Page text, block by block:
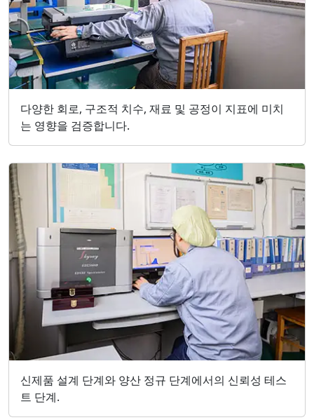
다양한 회로, 구조적 치수, 재료 및 공정이 지표에 미치
는 영향을 검증합니다.
신제품 설계 단계와 양산 정규 단계에서의 신뢰성 테스
트 단계.